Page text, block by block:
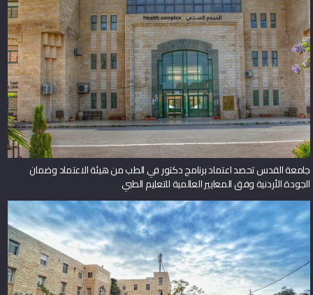
جامعة القدس تحصد اعتماد برنامج دكتور في الطب من هيئة الاعتماد وضمان
الجودة الأردنية وفق المعايير العالمية للتعليم الطبي